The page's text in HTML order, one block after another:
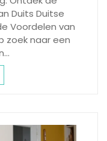
Duits Duitse
Voordelen van
zoek naar een